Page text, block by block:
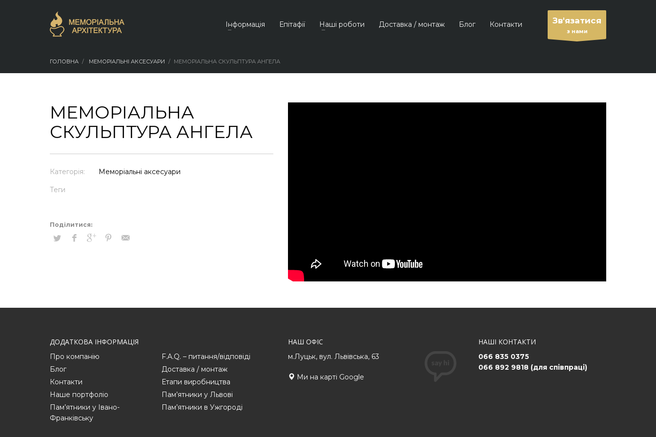
Інформація Епітафії Наші роботи Доставка / монтаж Блог Контакти Зв'язатися
з нами
ГОЛОВНА МЕМОРІАЛЬНІ АКСЕСУАРИ МЕМОРІАЛЬНА СКУЛЬПТУРА АНГЕЛА
МЕМОРІАЛЬНА
СКУЛЬПТУРА АНГЕЛА
Категорія: Меморіальні аксесуари
Теги
ДОДАТКОВА ІНФОРМАЦІЯ
Про компанію
F.A.Q. – питання/відповіді
Блог
Доставка / монтаж
Контакти
Етапи виробництва
Наше портфоліо
Пам’ятники у Львові
Пам’ятники у Івано-
Франківську
Пам’ятники в Ужгороді
НАШ ОФІС
м.Луцьк, вул. Львівська, 63
Ми на карті Google
НАШІ КОНТАКТИ
066 835 0375
066 892 9818 (для співпраці)